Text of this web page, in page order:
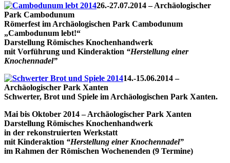
26.-27.07.2014 – Archäologischer
Park Cambodunum
Römerfest im Archäologischen Park Cambodunum
„Cambodunum lebt!“
Darstellung Römisches Knochenhandwerk
mit Vorführung und Kinderaktion “Herstellung einer
Knochennadel”
14.-15.06.2014–
Archäologischer Park Xanten
Schwerter, Brot und Spiele im Archäologischen Park Xanten.
Mai bis Oktober 2014– Archäologischer Park Xanten
Darstellung Römisches Knochenhandwerk
in der rekonstruierten Werkstatt
mit Kinderaktion “Herstellung einer Knochennadel”
im Rahmen der Römischen Wochenenden (9 Termine)